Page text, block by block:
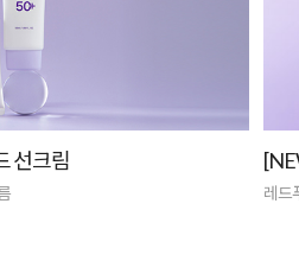
선크림
레드